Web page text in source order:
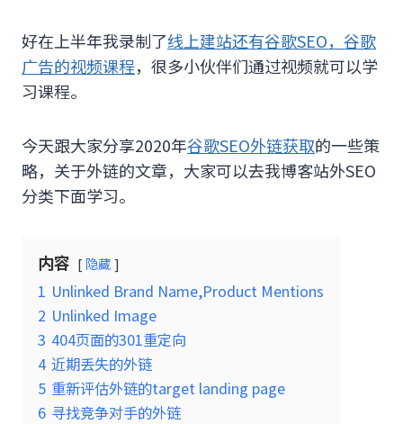
好在上半年我录制了线上建站还有谷歌SEO，谷歌
广告的视频课程，很多小伙伴们通过视频就可以学
习课程。
今天跟大家分享2020年谷歌SEO外链获取的一些策
略，关于外链的文章，大家可以去我博客站外SEO
分类下面学习。
内容 隐藏
1 Unlinked Brand Name,Product Mentions
2 Unlinked Image
3 404页面的301重定向
4 近期丢失的外链
5 重新评估外链的target landing page
6 寻找竞争对手的外链